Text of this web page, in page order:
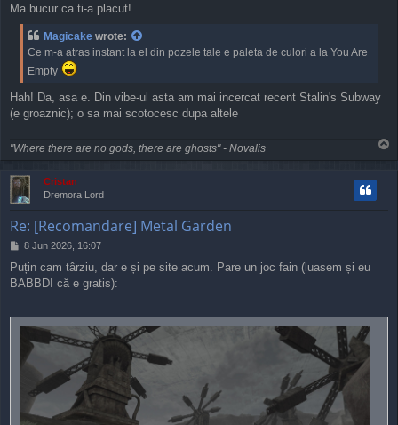
s
t
Ma bucur ca ti-a placut!
Magicake wrote:
Ce m-a atras instant la el din pozele tale e paleta de culori a la You Are
Empty
Hah! Da, asa e. Din vibe-ul asta am mai incercat recent Stalin's Subway
(e groaznic); o sa mai scotocesc dupa altele
"Where there are no gods, there are ghosts" - Novalis
Cristan
Dremora Lord
Re: [Recomandare] Metal Garden
P
s
t
8 Jun 2026, 16:07
Puțin cam târziu, dar e și pe site acum. Pare un joc fain (luasem și eu
BABBDI că e gratis):